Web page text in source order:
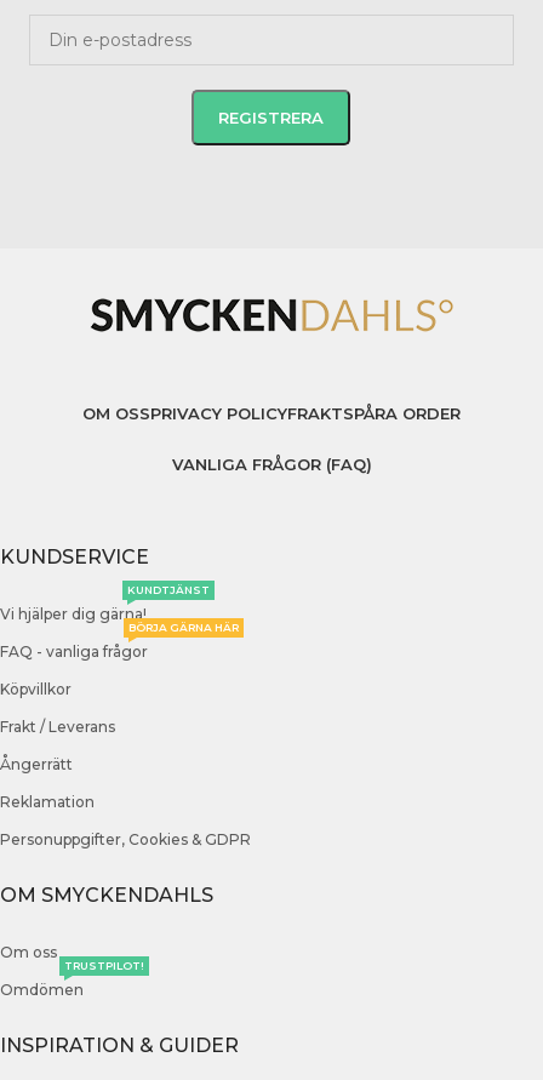
OM OSSPRIVACY POLICYFRAKTSPÅRA ORDER
VANLIGA FRÅGOR (FAQ)
KUNDSERVICE
Vi hjälper dig gärna!
KUNDTJÄNST
FAQ - vanliga frågor
BÖRJA GÄRNA HÄR
Köpvillkor
Frakt / Leverans
Ångerrätt
Reklamation
Personuppgifter, Cookies & GDPR
OM SMYCKENDAHLS
Om oss
Omdömen
TRUSTPILOT!
INSPIRATION & GUIDER